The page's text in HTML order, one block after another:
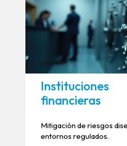
Instituciones
financieras
Mitigación de riesgos
entornos regulados.